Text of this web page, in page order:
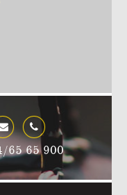
65 65 900